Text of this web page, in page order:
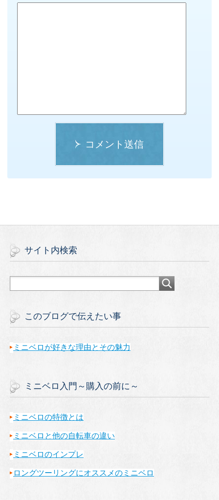
コメント送信
サイト内検索
このブログで伝えたい事
ミニベロが好きな理由とその魅力
ミニベロ入門～購入の前に～
ミニベロの特徴とは
ミニベロと他の自転車の違い
ミニベロのインプレ
ロングツーリングにオススメのミニベロ